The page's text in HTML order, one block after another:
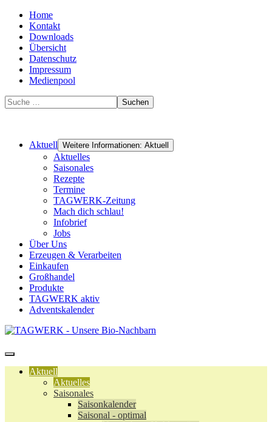
Home
Kontakt
Downloads
Übersicht
Datenschutz
Impressum
Medienpool
Suchen
Aktuell Weitere Informationen: Aktuell
Aktuelles
Saisonales
Rezepte
Termine
TAGWERK-Zeitung
Mach dich schlau!
Infobrief
Jobs
Über Uns
Erzeugen & Verarbeiten
Einkaufen
Großhandel
Produkte
TAGWERK aktiv
Adventskalender
Aktuell
Aktuelles
Saisonales
Saisonkalender
Saisonal - optimal